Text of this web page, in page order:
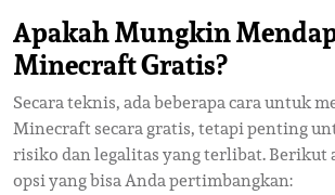
Apakah Mungkin
Minecraft Gratis?
Secara teknis, ada beberapa cara untuk
Minecraft secara gratis, tetapi penting
risiko dan legalitas yang terlibat. Berikut
opsi yang bisa Anda pertimbangkan: